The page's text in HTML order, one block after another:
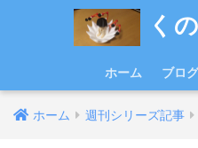
く
ホーム ブログ
ホーム 週刊シリーズ記事